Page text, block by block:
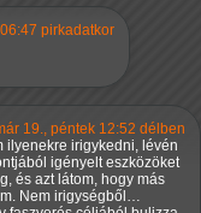
pirkadatkor
19., péntek 12:52 délben
ilyenekre irigykedni, lévén
igényelt eszközöket
és azt látom, hogy más
Nem irigységből…